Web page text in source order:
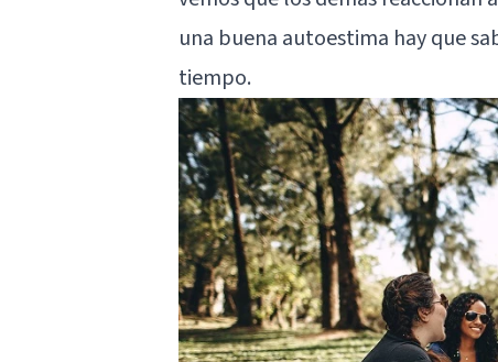
una buena autoestima hay que
tiempo.